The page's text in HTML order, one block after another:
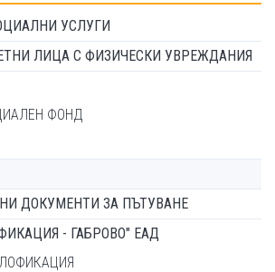
УСЛУГИ
ЛИЦА С ФИЗИЧЕСКИ УВРЕЖДАНИЯ
ФОНД
ДОКУМЕНТИ ЗА ПЪТУВАНЕ
- ГАБРОВО" ЕАД